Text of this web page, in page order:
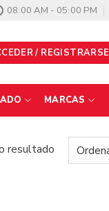
08:00 AM - 05:00 PM
/ REGISTRARSE
MARCAS
resultado